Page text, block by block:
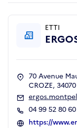
ETTI
70 Avenue
CROZE,
04 99 52 80 60
https://